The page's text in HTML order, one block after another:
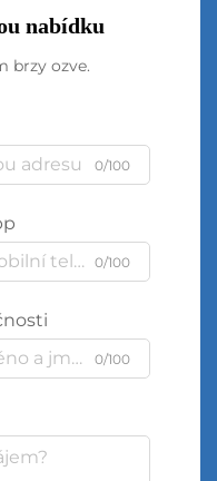
nabídku
brzy ozve.
0/100
0/100
0/100